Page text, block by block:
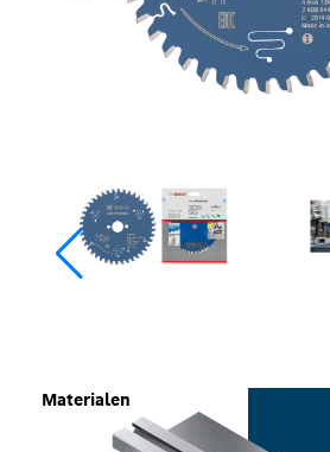
Materialen